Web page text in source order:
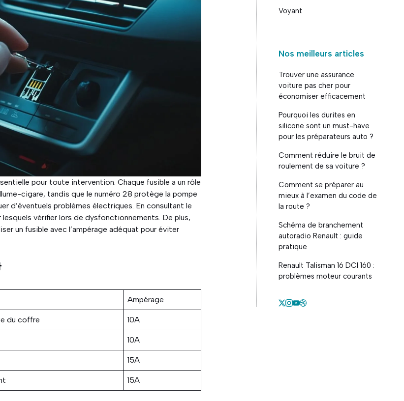
pour toute intervention. Chaque fusible a un rôle
cigare, tandis que le numéro 28 protège la pompe
d’éventuels problèmes électriques. En consultant le
vérifier lors de dysfonctionnements. De plus,
un fusible avec l’ampérage adéquat pour éviter
Ampérage
du coffre 10A
10A
15A
15A
Voyant
Nos meilleurs articles
Trouver une assurance
voiture pas cher pour
économiser efficacement
Pourquoi les durites en
silicone sont un must-have
pour les préparateurs auto ?
Comment réduire le bruit de
roulement de sa voiture ?
Comment se préparer au
mieux à l’examen du code de
la route ?
Schéma de branchement
autoradio Renault : guide
pratique
Renault Talisman 16 DCI 160 :
problèmes moteur courants